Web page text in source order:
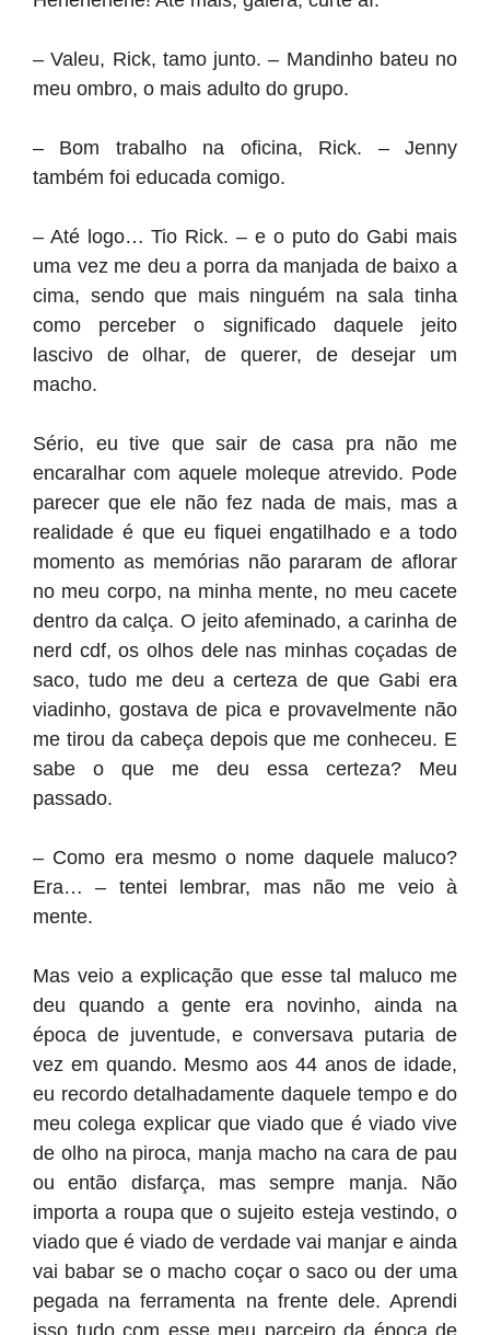
– Valeu, Rick, tamo junto. – Mandinho bateu no
meu ombro, o mais adulto do grupo.
– Bom trabalho na oficina, Rick. – Jenny
também foi educada comigo.
– Até logo… Tio Rick. – e o puto do Gabi mais
uma vez me deu a porra da manjada de baixo a
cima, sendo que mais ninguém na sala tinha
como perceber o significado daquele jeito
lascivo de olhar, de querer, de desejar um
macho.
Sério, eu tive que sair de casa pra não me
encaralhar com aquele moleque atrevido. Pode
parecer que ele não fez nada de mais, mas a
realidade é que eu fiquei engatilhado e a todo
momento as memórias não pararam de aflorar
no meu corpo, na minha mente, no meu cacete
dentro da calça. O jeito afeminado, a carinha de
nerd cdf, os olhos dele nas minhas coçadas de
saco, tudo me deu a certeza de que Gabi era
viadinho, gostava de pica e provavelmente não
me tirou da cabeça depois que me conheceu. E
sabe o que me deu essa certeza? Meu
passado.
– Como era mesmo o nome daquele maluco?
Era… – tentei lembrar, mas não me veio à
mente.
Mas veio a explicação que esse tal maluco me
deu quando a gente era novinho, ainda na
época de juventude, e conversava putaria de
vez em quando. Mesmo aos 44 anos de idade,
eu recordo detalhadamente daquele tempo e do
meu colega explicar que viado que é viado vive
de olho na piroca, manja macho na cara de pau
ou então disfarça, mas sempre manja. Não
importa a roupa que o sujeito esteja vestindo, o
viado que é viado de verdade vai manjar e ainda
vai babar se o macho coçar o saco ou der uma
pegada na ferramenta na frente dele. Aprendi
isso tudo com esse meu parceiro da época de